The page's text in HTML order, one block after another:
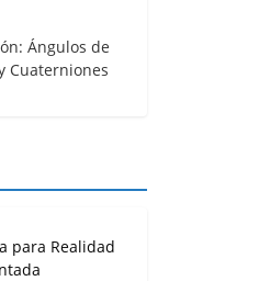
Ángulos de
Cuaterniones
para Realidad